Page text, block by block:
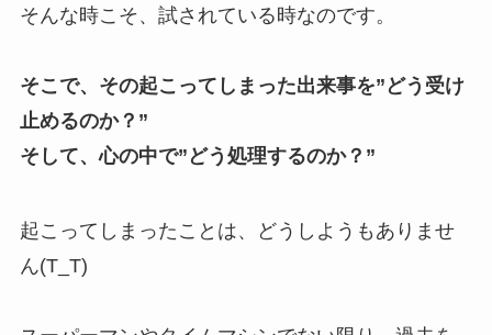
そんな時こそ、試されている時なのです。
そこで、その起こってしまった出来事を”どう受け
止めるのか？”
そして、心の中で”どう処理するのか？”
起こってしまったことは、どうしようもありませ
ん(T_T)